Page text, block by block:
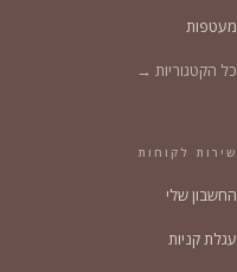
מעטפות
כל הקטגוריות →
שירות לקוחות
החשבון שלי
עגלת קניות